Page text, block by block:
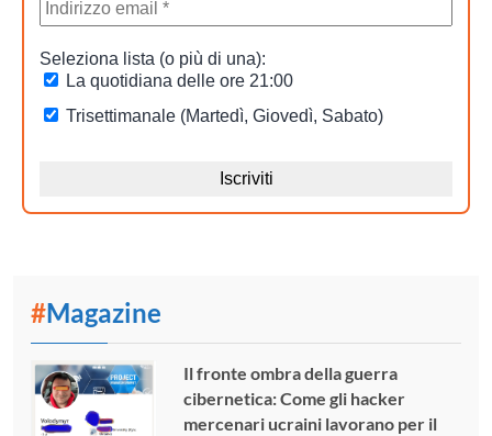
#Magazine
Il fronte ombra della guerra
cibernetica: Come gli hacker
mercenari ucraini lavorano per il